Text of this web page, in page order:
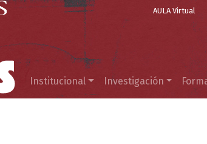
Top
AULA Virtual
Institucional Investigación